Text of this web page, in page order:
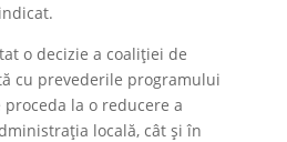
o decizie a coaliției de
cu prevederile programului
la o reducere a
locală, cât și în